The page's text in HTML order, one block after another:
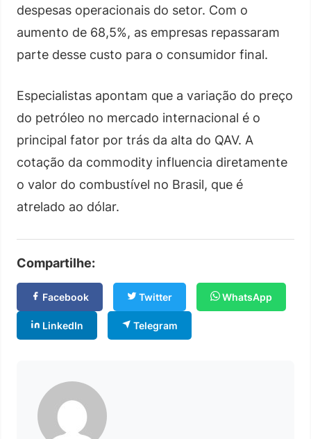
despesas operacionais do setor. Com o
aumento de 68,5%, as empresas repassaram
parte desse custo para o consumidor final.
Especialistas apontam que a variação do preço
do petróleo no mercado internacional é o
principal fator por trás da alta do QAV. A
cotação da commodity influencia diretamente
o valor do combustível no Brasil, que é
atrelado ao dólar.
Compartilhe:
Facebook Twitter WhatsApp
LinkedIn Telegram